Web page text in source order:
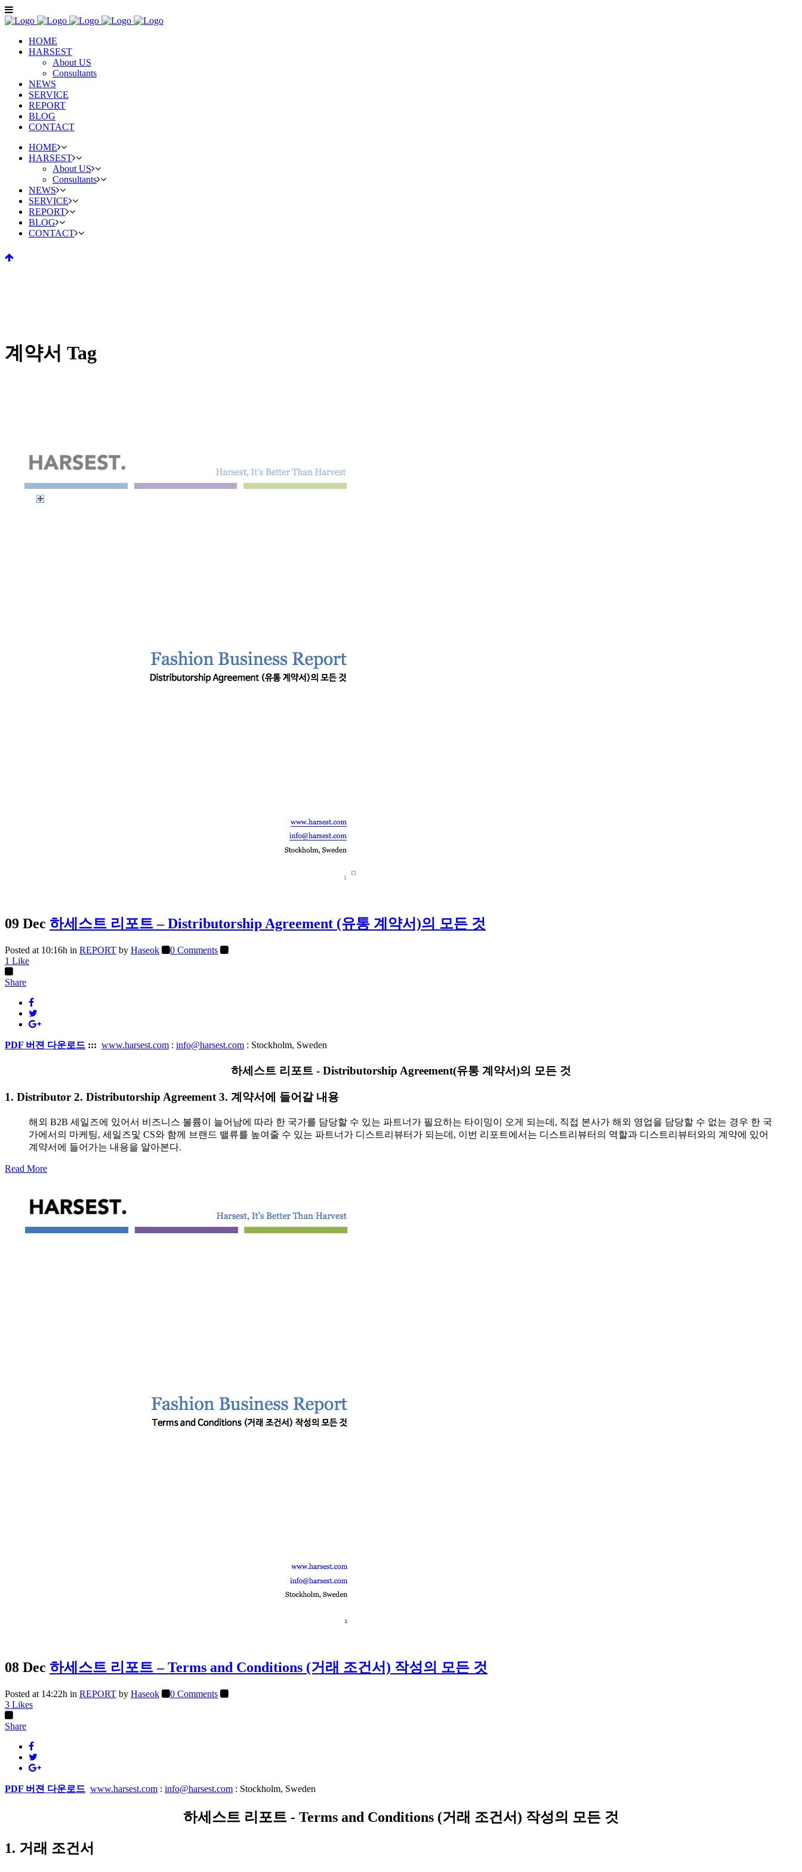
HOME
HARSEST
About US
Consultants
NEWS
SERVICE
REPORT
BLOG
CONTACT
HOME
HARSEST
About US
Consultants
NEWS
SERVICE
REPORT
BLOG
CONTACT
계약서 Tag
09 Dec 하세스트 리포트 – Distributorship Agreement (유통 계약서)의 모든 것
Posted at 10:16h in REPORT by Haseok
0 Comments
1 Like
Share
PDF 버젼 다운로드 ::: www.harsest.com : info@harsest.com : Stockholm, Sweden
하세스트 리포트 - Distributorship Agreement(유통 계약서)의 모든 것
1. Distributor 2. Distributorship Agreement 3. 계약서에 들어갈 내용
해외 B2B 세일즈에 있어서 비즈니스 볼륨이 늘어남에 따라 한 국가를 담당할 수 있는 파트너가 필요하는 타이밍이 오게 되는데, 직접 본사가 해외 영업을 담당할 수 없는 경우 한 국
가에서의 마케팅, 세일즈및 CS와 함께 브랜드 밸류를 높여줄 수 있는 파트너가 디스트리뷰터가 되는데, 이번 리포트에서는 디스트리뷰터의 역할과 디스트리뷰터와의 계약에 있어
계약서에 들어가는 내용을 알아본다.
Read More
08 Dec 하세스트 리포트 – Terms and Conditions (거래 조건서) 작성의 모든 것
Posted at 14:22h in REPORT by Haseok
0 Comments
3 Likes
Share
PDF 버젼 다운로드 www.harsest.com : info@harsest.com : Stockholm, Sweden
하세스트 리포트 - Terms and Conditions (거래 조건서) 작성의 모든 것
1. 거래 조건서